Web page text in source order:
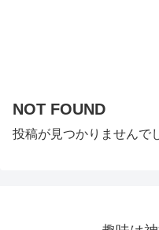
NOT FOUND
投稿が見つかりませんで